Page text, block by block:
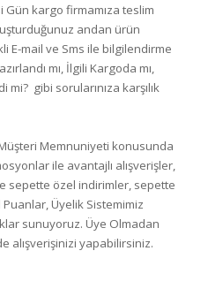
Gün kargo firmamıza teslim
andan ürün
E-mail ve Sms ile bilgilendirme
mı, İlgili Kargoda mı,
mi? gibi sorularınıza karşılık
Memnuniyeti konusunda
ile avantajlı alışverişler,
sepette özel indirimler, sepette
Üyelik Sistemimiz
sunuyoruz. Üye Olmadan
alışverişinizi yapabilirsiniz.